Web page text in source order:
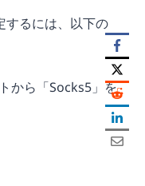
するには、以下の
から「Socks5」を